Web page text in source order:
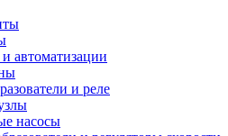
автоматизации
и реле
насосы